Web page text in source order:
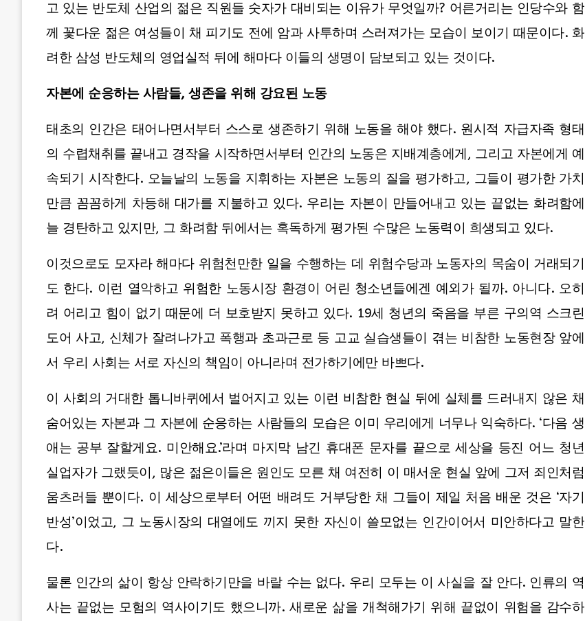
고 있는 반도체 산업의 젊은 직원들 숫자가 대비되는 이유가 무엇일까? 어른거리는 인당수와 함
께 꽃다운 젊은 여성들이 채 피기도 전에 암과 사투하며 스러져가는 모습이 보이기 때문이다. 화
려한 삼성 반도체의 영업실적 뒤에 해마다 이들의 생명이 담보되고 있는 것이다.
자본에 순응하는 사람들, 생존을 위해 강요된 노동
태초의 인간은 태어나면서부터 스스로 생존하기 위해 노동을 해야 했다. 원시적 자급자족 형태
의 수렵채취를 끝내고 경작을 시작하면서부터 인간의 노동은 지배계층에게, 그리고 자본에게 예
속되기 시작한다. 오늘날의 노동을 지휘하는 자본은 노동의 질을 평가하고, 그들이 평가한 가치
만큼 꼼꼼하게 차등해 대가를 지불하고 있다. 우리는 자본이 만들어내고 있는 끝없는 화려함에
늘 경탄하고 있지만, 그 화려함 뒤에서는 혹독하게 평가된 수많은 노동력이 희생되고 있다.
이것으로도 모자라 해마다 위험천만한 일을 수행하는 데 위험수당과 노동자의 목숨이 거래되기
도 한다. 이런 열악하고 위험한 노동시장 환경이 어린 청소년들에겐 예외가 될까. 아니다. 오히
려 어리고 힘이 없기 때문에 더 보호받지 못하고 있다. 19세 청년의 죽음을 부른 구의역 스크린
도어 사고, 신체가 잘려나가고 폭행과 초과근로 등 고교 실습생들이 겪는 비참한 노동현장 앞에
서 우리 사회는 서로 자신의 책임이 아니라며 전가하기에만 바쁘다.
이 사회의 거대한 톱니바퀴에서 벌어지고 있는 이런 비참한 현실 뒤에 실체를 드러내지 않은 채
숨어있는 자본과 그 자본에 순응하는 사람들의 모습은 이미 우리에게 너무나 익숙하다. ‘다음 생
애는 공부 잘할게요. 미안해요.’라며 마지막 남긴 휴대폰 문자를 끝으로 세상을 등진 어느 청년
실업자가 그랬듯이, 많은 젊은이들은 원인도 모른 채 여전히 이 매서운 현실 앞에 그저 죄인처럼
움츠러들 뿐이다. 이 세상으로부터 어떤 배려도 거부당한 채 그들이 제일 처음 배운 것은 ‘자기
반성’이었고, 그 노동시장의 대열에도 끼지 못한 자신이 쓸모없는 인간이어서 미안하다고 말한
다.
물론 인간의 삶이 항상 안락하기만을 바랄 수는 없다. 우리 모두는 이 사실을 잘 안다. 인류의 역
사는 끝없는 모험의 역사이기도 했으니까. 새로운 삶을 개척해가기 위해 끝없이 위험을 감수하